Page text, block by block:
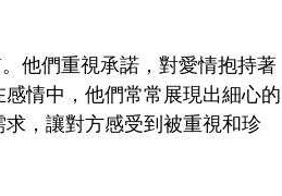
他們重視承諾，對愛情抱持著
情中，他們常常展現出細心的
，讓對方感受到被重視和珍